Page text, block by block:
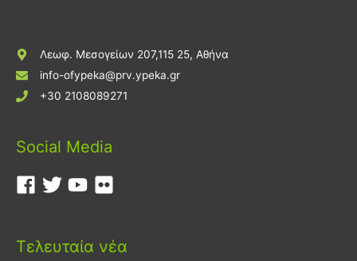
Λεωφ. Μεσογείων 207,115 25, Αθήνα
info-ofypeka@prv.ypeka.gr
+30 2108089271
Social Media
Τελευταία νέα